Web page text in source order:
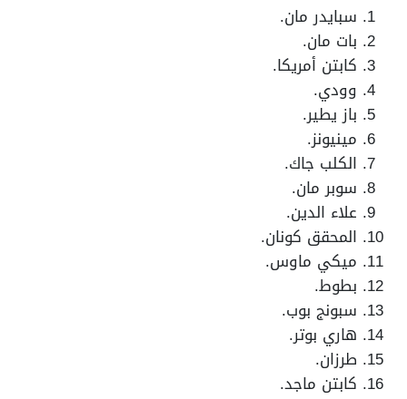
سبايدر مان.
بات مان.
كابتن أمريكا.
وودي.
باز يطير.
مينيونز.
الكلب جاك.
سوبر مان.
علاء الدين.
المحقق كونان.
ميكي ماوس.
بطوط.
سبونج بوب.
هاري بوتر.
طرزان.
كابتن ماجد.